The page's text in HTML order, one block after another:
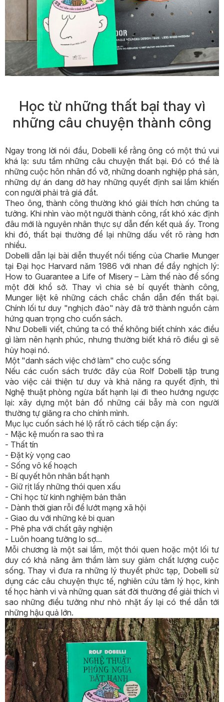
Họctừ những thất bại thay vì
những câu chuyện thành công
Ngay trong lời nói đầu, Dobelli kể rằng ông có một thú vui
khá lạ: sưu tầm những câu chuyện thất bại. Đó có thể là
những cuộc hôn nhân đổ vỡ, những doanh nghiệp phá sản,
những dự án dang dở hay những quyết định sai lầm khiến
con người phải trả giá đắt.
Theo ông, thành công thường khó giải thích hơn chúng ta
tưởng. Khi nhìn vào một người thành công, rất khó xác định
đâu mới là nguyên nhân thực sự dẫn đến kết quả ấy. Trong
khi đó, thất bại thường để lại những dấu vết rõ ràng hơn
nhiều.
Dobelli dẫn lại bài diễn thuyết nổi tiếng của Charlie Munger
tại Đại học Harvard năm 1986 với nhan đề đầy nghịch lý:
How to Guarantee a Life of Misery – Làm thế nào để sống
một đời khổ sở. Thay vì chia sẻ bí quyết thành công,
Munger liệt kê những cách chắc chắn dẫn đến thất bại.
Chính lối tư duy "nghịch đảo" này đã trở thành nguồn cảm
hứng quan trọng cho cuốn sách.
Như Dobelli viết, chúng ta có thể không biết chính xác điều
gì làm nên hạnh phúc, nhưng thường biết khá rõ điều gì sẽ
hủy hoại nó.
Một "danh sách việc chớ làm" cho cuộc sống
Nếu các cuốn sách trước đây của Rolf Dobelli tập trung
vào việc cải thiện tư duy và khả năng ra quyết định, thì
Nghệ thuật phòng ngừa bất hạnh lại đi theo hướng ngược
lại: xây dựng một bản đồ những cái bẫy mà con người
thường tự giăng ra cho chính mình.
Mục lục cuốn sách hé lộ rất rõ cách tiếp cận ấy:
- Mặc kệ muốn ra sao thì ra
- Thất tín
- Đặt kỳ vọng cao
- Sống vô kế hoạch
- Bí quyết hôn nhân bất hạnh
- Giữ rịt lấy những thói quen xấu
- Chỉ học từ kinh nghiệm bản thân
- Dành thời gian rỗi để lướt mạng xã hội
- Giao du với những kẻ bi quan
- Phê pha với chất gây nghiện
- Luôn hoang tưởng lo sợ...
Mỗi chương là một sai lầm, một thói quen hoặc một lối tư
duy có khả năng âm thầm làm suy giảm chất lượng cuộc
sống. Thay vì đưa ra những lý thuyết phức tạp, Dobelli sử
dụng các câu chuyện thực tế, nghiên cứu tâm lý học, kinh
tế học hành vi và những quan sát đời thường để giải thích vì
sao những điều tưởng như nhỏ nhặt ấy lại có thể dẫn tới
những hậu quả lớn.